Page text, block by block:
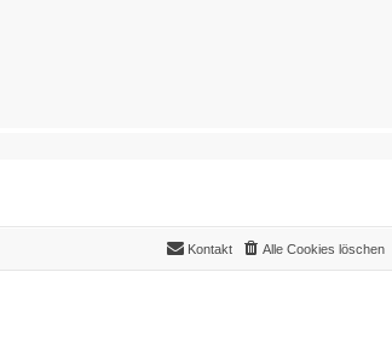
Alle Cookies löschen
Kontakt